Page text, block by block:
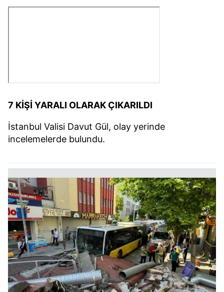
7 KİŞİ YARALI OLARAK ÇIKARILDI
İstanbul Valisi Davut Gül, olay yerinde
incelemelerde bulundu.